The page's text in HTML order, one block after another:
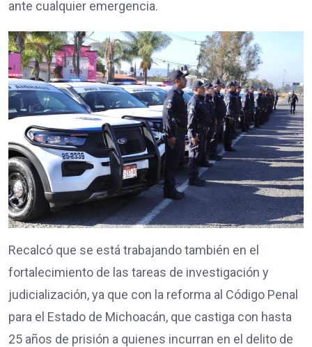
ante cualquier emergencia.
Recalcó que se está trabajando también en el
fortalecimiento de las tareas de investigación y
judicialización, ya que con la reforma al Código Penal
para el Estado de Michoacán, que castiga con hasta
25 años de prisión a quienes incurran en el delito de